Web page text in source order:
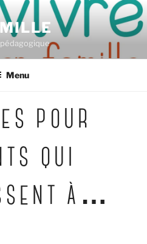
Menu
POUR
QUI
À…